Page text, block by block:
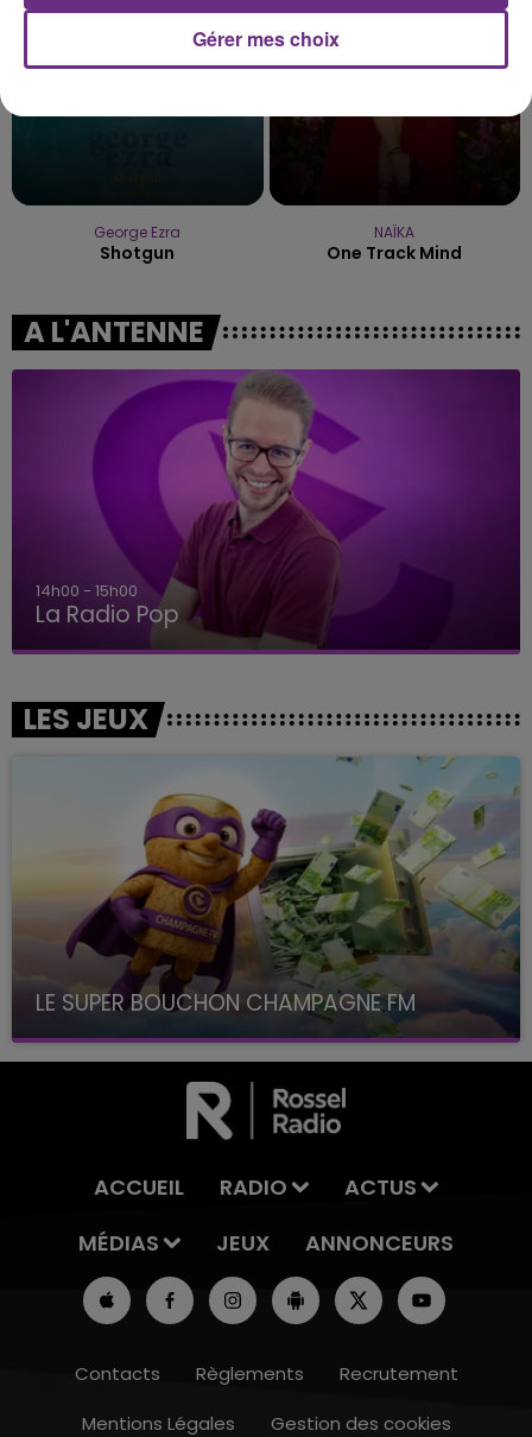
George Ezra
Shotgun
NAÏKA
One Track Mind
A L'ANTENNE
14h00 - 15h00
La Radio Pop
LES JEUX
LE SUPER BOUCHON CHAMPAGNE FM
avec La Famille Champagne FM, à 8H10
ACCUEIL RADIO
ACTUS
MÉDIAS
JEUX ANNONCEURS
Contacts Règlements
Recrutement
Mentions Légales
Gestion des cookies
Gérer mes choix